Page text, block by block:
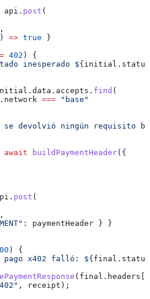
api . post (
=> true }
402 ) {
inesperado ${initial . status
. data . accepts . find (
. network === "base"
se devolvió ningún requisito
await buildPaymentHeader({
. post (
: paymentHeader } }
) {
pago x402 falló: ${final . status
( final . headers [
, receipt );